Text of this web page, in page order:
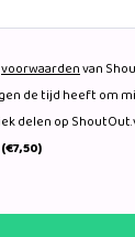
voorwaardenvan
de tijd heeft om
delen op
(€7,50)